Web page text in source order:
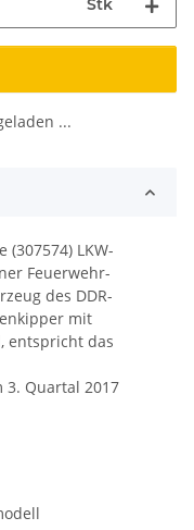
Stk
...
(307574) LKW-
Feuerwehr-
des DDR-
mit
entspricht das
3. Quartal 2017